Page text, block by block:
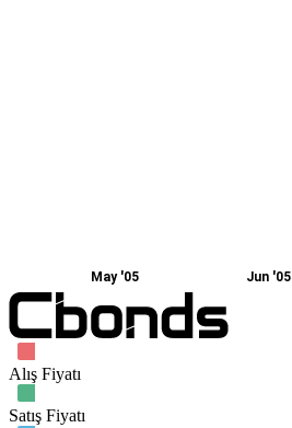
May '05 Jun '05
Alış Fiyatı
Satış Fiyatı